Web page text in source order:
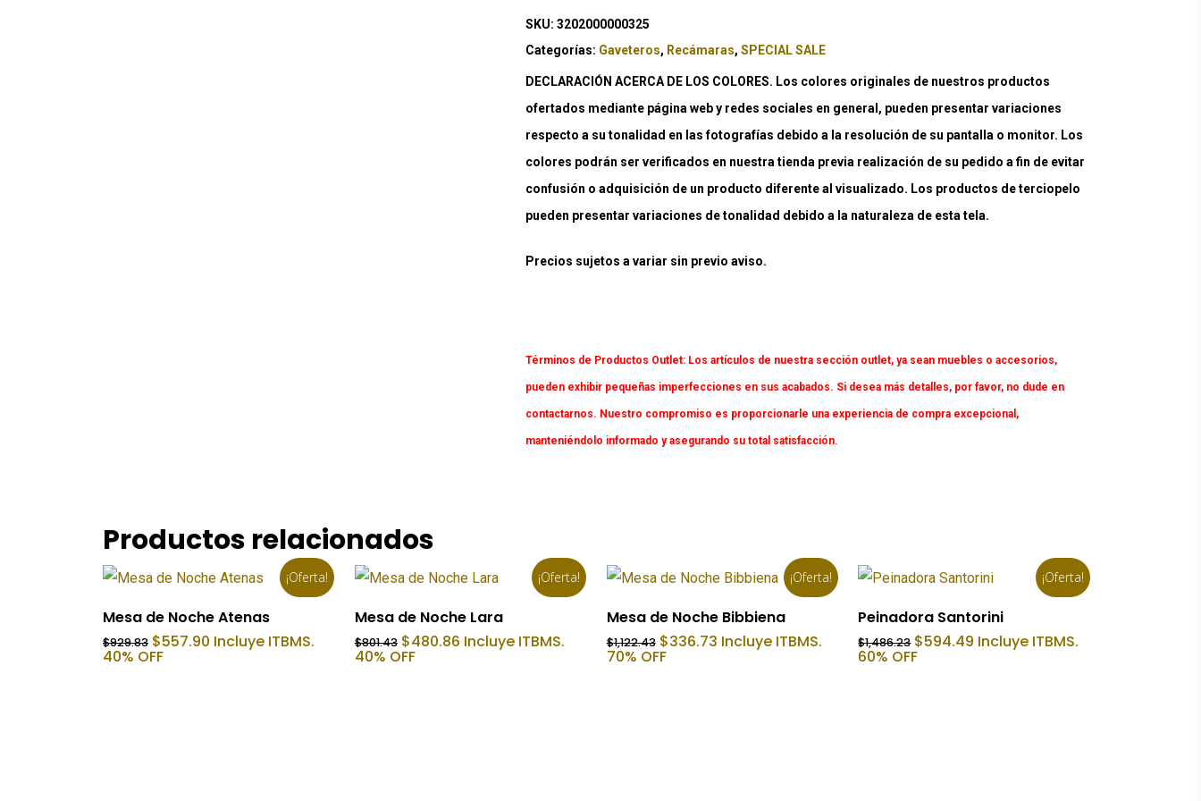
SKU:3202000000325
Categorías: Gaveteros, Recámaras,SPECIAL SALE
DECLARACIÓN ACERCA DE LOS COLORES. Los colores originales de nuestros productos
ofertados mediante página web y redes sociales en general, pueden presentar variaciones
respecto a su tonalidad en las fotografías debido a la resolución de su pantalla o monitor. Los
colores podrán ser verificados en nuestra tienda previa realización de su pedido a fin de evitar
confusión o adquisición de un producto diferente al visualizado. Los productos de terciopelo
pueden presentar variaciones de tonalidad debido a la naturaleza de esta tela.
Precios sujetos a variar sin previo aviso.
Términos de Productos Outlet: Los artículos de nuestra sección outlet, ya sean muebles o accesorios,
pueden exhibir pequeñas imperfecciones en sus acabados. Si desea más detalles, por favor, no dude en
contactarnos. Nuestro compromiso es proporcionarle una experiencia de compra excepcional,
manteniéndolo informado y asegurando su total satisfacción.
Productos relacionados
¡Oferta!
Añadir Al Carrito
Mesa de Noche Atenas
$929.83 El
precio
$557.90 El
precio
Incluye ITBMS.
40% OFF
¡Oferta!
Añadir Al Carrito
Mesa de Noche Lara
$801.43 El
precio
$480.86El
precio
Incluye ITBMS.
40% OFF
¡Oferta!
Añadir Al Carrito
Mesa de Noche Bibbiena
$1,122.43 El
precio
$336.73El
precio
Incluye ITBMS.
70% OFF
¡Oferta!
Añadir Al Carrito
Peinadora Santorini
$1,486.23 El
precio
$594.49 El
precio
Incluye ITBMS.
60% OFF